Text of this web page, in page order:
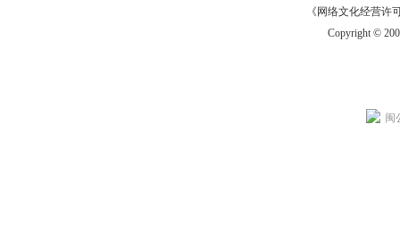
《网络文化经营许
Copyright ©
闽